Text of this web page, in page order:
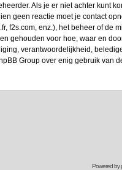
Als je er niet achter kunt
geen reactie moet je contact
f2s.com, enz.), het beheer of
gehouden voor hoe, waar en
verantwoordelijkheid,
Group over enig gebruik
Powered by